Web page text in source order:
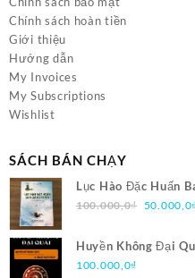
Chính sách hoàn tiền
Giới thiệu
Hướng dẫn
My Invoices
My Subscriptions
Wishlist
SÁCH BÁN CHẠY
Lục Hào Đặc Huấn
100.000,0₫ Giá
là:
50.000,0
Huyền Không Đại
Trạch Nhật Pháp PDF
100.000,0₫